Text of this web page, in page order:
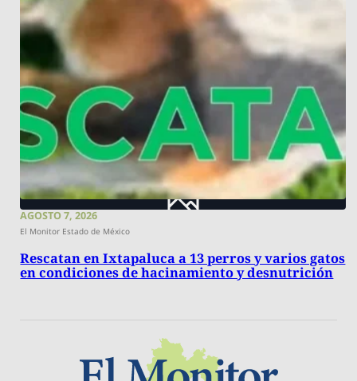
AGOSTO 7, 2026
El Monitor Estado de México
Rescatan en Ixtapaluca a 13 perros y varios gatos
en condiciones de hacinamiento y desnutrición